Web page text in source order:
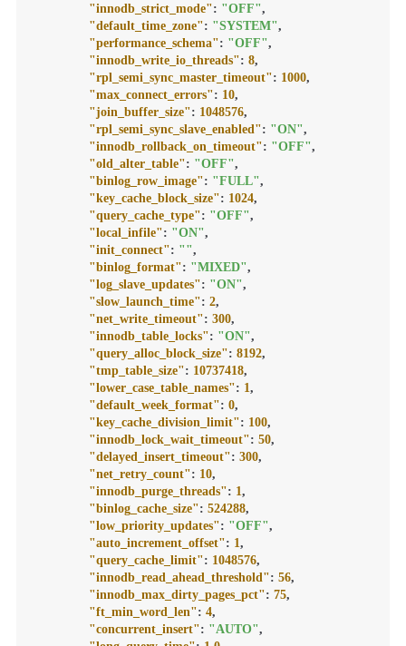
"innodb_strict_mode": "OFF",
"default_time_zone": "SYSTEM",
"performance_schema": "OFF",
"innodb_write_io_threads": 8,
"rpl_semi_sync_master_timeout": 1000,
"max_connect_errors": 10,
"join_buffer_size": 1048576,
"rpl_semi_sync_slave_enabled": "ON",
"innodb_rollback_on_timeout": "OFF",
"old_alter_table": "OFF",
"binlog_row_image": "FULL",
"key_cache_block_size": 1024,
"query_cache_type": "OFF",
"local_infile": "ON",
"init_connect": "",
"binlog_format": "MIXED",
"log_slave_updates": "ON",
"slow_launch_time": 2,
"net_write_timeout": 300,
"innodb_table_locks": "ON",
"query_alloc_block_size": 8192,
"tmp_table_size": 10737418,
"lower_case_table_names": 1,
"default_week_format": 0,
"key_cache_division_limit": 100,
"innodb_lock_wait_timeout": 50,
"delayed_insert_timeout": 300,
"net_retry_count": 10,
"innodb_purge_threads": 1,
"binlog_cache_size": 524288,
"low_priority_updates": "OFF",
"auto_increment_offset": 1,
"query_cache_limit": 1048576,
"innodb_read_ahead_threshold": 56,
"innodb_max_dirty_pages_pct": 75,
"ft_min_word_len": 4,
"concurrent_insert": "AUTO",